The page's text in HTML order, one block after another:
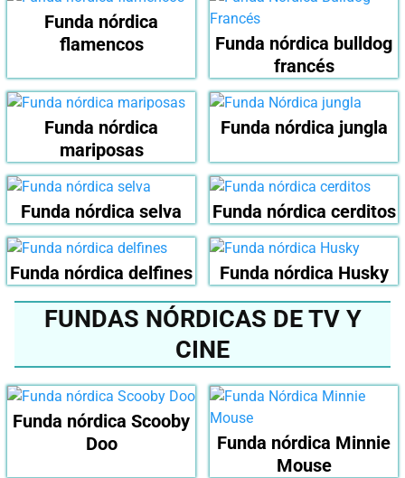
Funda nórdica
flamencos
Funda nórdica bulldog
francés
Funda nórdica
mariposas
Funda nórdica jungla
Funda nórdica selva Funda nórdica cerditos
Funda nórdica delfines Funda nórdica Husky
FUNDAS NÓRDICAS DE TV Y
CINE
Funda nórdica Scooby
Doo
Funda nórdica Minnie
Mouse